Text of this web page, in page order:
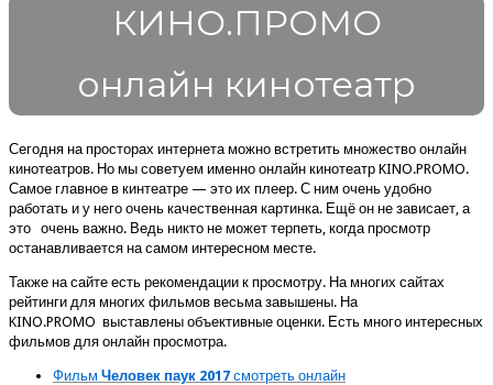
КИНО.ПРОМО
онлайн кинотеатр
Сегодня на просторах интернета можно встретить множество онлайн
кинотеатров. Но мы советуем именно онлайн кинотеатр KINO.PROMO.
Самое главное в кинтеатре — это их плеер. С ним очень удобно
работать и у него очень качественная картинка. Ещё он не зависает, а
это очень важно. Ведь никто не может терпеть, когда просмотр
останавливается на самом интересном месте.
Также на сайте есть рекомендации к просмотру. На многих сайтах
рейтинги для многих фильмов весьма завышены. На
KINO.PROMO выставлены объективные оценки. Есть много интересных
фильмов для онлайн просмотра.
Фильм Человек паук 2017 смотреть онлайн